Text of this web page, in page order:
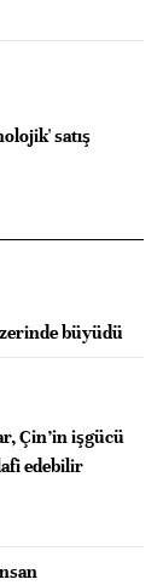
satış
büyüdü
Çin’in işgücü
edebilir